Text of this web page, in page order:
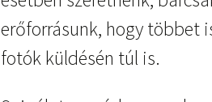
erőforrásunk, hogy többet
fotók küldésén túl is.